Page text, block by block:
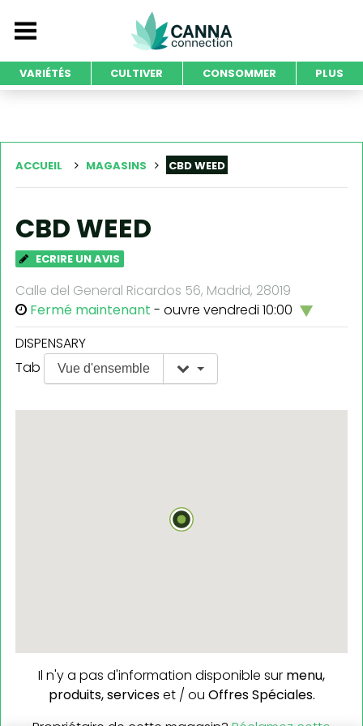
VARIÉTÉS CULTIVER CONSOMMER PLUS
ACCUEIL MAGASINS CBD WEED
CBD WEED
ECRIRE UN AVIS
Calle del General Ricardos 56, Madrid, 28019
Fermé maintenant - ouvre vendredi 10:00
DISPENSARY
Tab
Vue d'ensemble
Il n'y a pas d'information disponible sur menu,
produits,serviceset / ou Offres Spéciales.